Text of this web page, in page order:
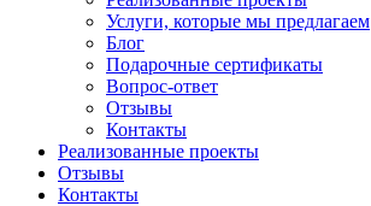
Услуги, которые мы предлагаем
Блог
Подарочные сертификаты
Вопрос-ответ
Отзывы
Контакты
Реализованные проекты
Отзывы
Контакты